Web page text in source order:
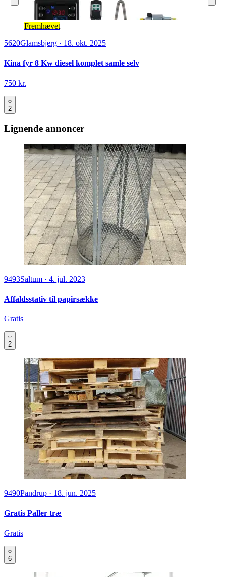
Fremhævet
5620Glamsbjerg · 18. okt. 2025
Kina fyr 8 Kw diesel komplet samle selv
750 kr.
2
Lignende annoncer
9493Saltum · 4. jul. 2023
Affaldsstativ til papirsække
Gratis
2
9490Pandrup · 18. jun. 2025
Gratis Paller træ
Gratis
6